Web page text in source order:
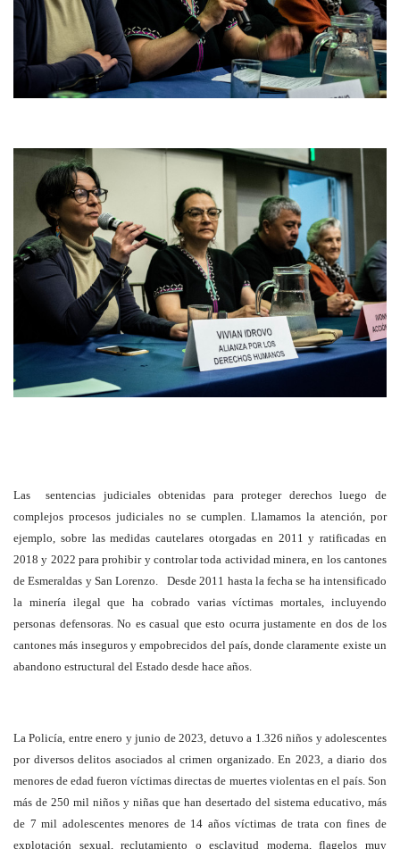
Las sentencias judiciales obtenidas para proteger derechos luego de
complejos procesos judiciales no se cumplen. Llamamos la atención, por
ejemplo, sobre las medidas cautelares otorgadas en 2011 y ratificadas en
2018 y 2022 para prohibir y controlar toda actividad minera, en los cantones
de Esmeraldas y San Lorenzo. Desde 2011 hasta la fecha se ha intensificado
la minería ilegal que ha cobrado varias víctimas mortales, incluyendo
personas defensoras. No es casual que esto ocurra justamente en dos de los
cantones más inseguros y empobrecidos del país, donde claramente existe un
abandono estructural del Estado desde hace años.
La Policía, entre enero y junio de 2023, detuvo a 1.326 niños y adolescentes
por diversos delitos asociados al crimen organizado. En 2023, a diario dos
menores de edad fueron víctimas directas de muertes violentas en el país. Son
más de 250 mil niños y niñas que han desertado del sistema educativo, más
de 7 mil adolescentes menores de 14 años víctimas de trata con fines de
explotación sexual, reclutamiento o esclavitud moderna, flagelos muy